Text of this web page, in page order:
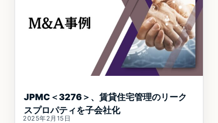
JPMC＜3276＞、賃貸住宅管理のリーク
スプロパティを子会社化
2025年2月15日